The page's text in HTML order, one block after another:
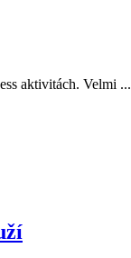
aktivitách. Velmi ...